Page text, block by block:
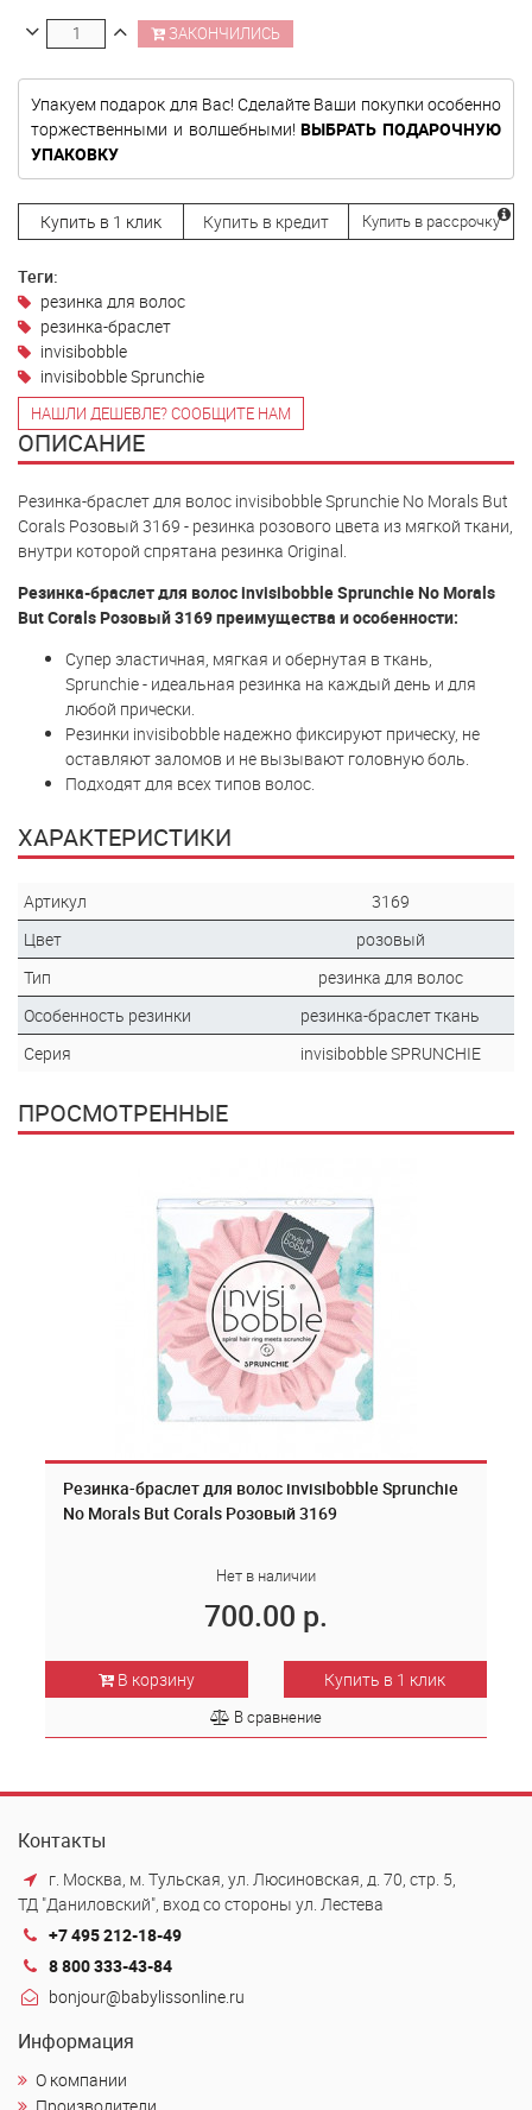
ЗАКОНЧИЛИСЬ
Упакуем подарок для Вас! Сделайте Ваши покупки особенно
торжественными и волшебными!ВЫБРАТЬ ПОДАРОЧНУЮ
УПАКОВКУ
Купить в 1 клик Купить в кредит Купить в рассрочку
Теги:
резинка для волос
резинка-браслет
invisibobble
invisibobble Sprunchie
НАШЛИ ДЕШЕВЛЕ? СООБЩИТЕ НАМ
ОПИСАНИЕ
Резинка-браслет для волос invisibobble Sprunchie No Morals But
Corals Розовый 3169 - резинка розового цвета из мягкой ткани,
внутри которой спрятана резинка Original.
Резинка-браслет для волос invisibobble Sprunchie No Morals
But Corals Розовый 3169 преимущества и особенности:
Супер эластичная, мягкая и обернутая в ткань,
Sprunchie - идеальная резинка на каждый день и для
любой прически.
Резинки invisibobble надежно фиксируют прическу, не
оставляют заломов и не вызывают головную боль.
Подходят для всех типов волос.
ХАРАКТЕРИСТИКИ
Артикул
3169
Цвет
розовый
Тип
резинка для волос
Особенность резинки
резинка-браслет ткань
Серия
invisibobble SPRUNCHIE
ПРОСМОТРЕННЫЕ
Резинка-браслет для волос invisibobble Sprunchie
No Morals But Corals Розовый 3169
Нет в наличии
700.00 р.
В корзину Купить в 1 клик
В сравнение
Контакты
г. Москва, м. Тульская, ул. Люсиновская, д. 70, стр. 5,
ТД "Даниловский", вход со стороны ул. Лестева
+7 495 212-18-49
8 800 333-43-84
bonjour@babylissonline.ru
Информация
О компании